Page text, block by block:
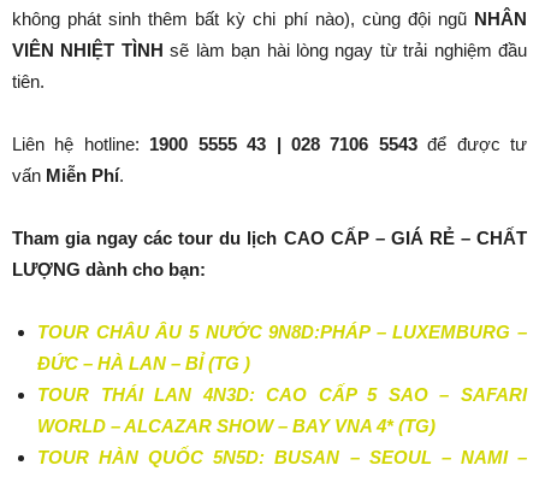
không phát sinh thêm bất kỳ chi phí nào), cùng đội ngũ NHÂN
VIÊN NHIỆT TÌNH sẽ làm bạn hài lòng ngay từ trải nghiệm đầu
tiên.
Liên hệ hotline: 1900 5555 43 | 028 7106 5543để được tư
vấn Miễn Phí.
Tham gia ngay các tour du lịch CAO CẤP – GIÁ RẺ – CHẤT
LƯỢNG dành cho bạn:
TOUR CHÂU ÂU 5 NƯỚC 9N8D:PHÁP – LUXEMBURG –
ĐỨC – HÀ LAN – BỈ (TG )
TOUR THÁI LAN 4N3D: CAO CẤP 5 SAO – SAFARI
WORLD – ALCAZAR SHOW – BAY VNA 4* (TG)
TOUR HÀN QUỐC 5N5D: BUSAN – SEOUL – NAMI –